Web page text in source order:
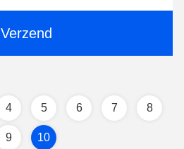
Verzend
4 5 6 7 8
9 10